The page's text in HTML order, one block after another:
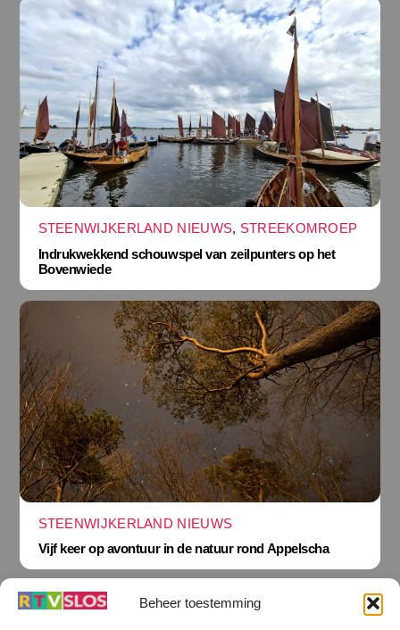
Beheer toestemming
STEENWIJKERLAND NIEUWS, STREEKOMROEP
Indrukwekkend schouwspel van zeilpunters op het
Bovenwiede
STEENWIJKERLAND NIEUWS
Vijf keer op avontuur in de natuur rond Appelscha